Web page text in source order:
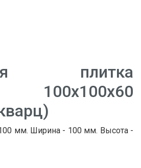
плитка
100х100х60
мм. Ширина - 100 мм. Высота -